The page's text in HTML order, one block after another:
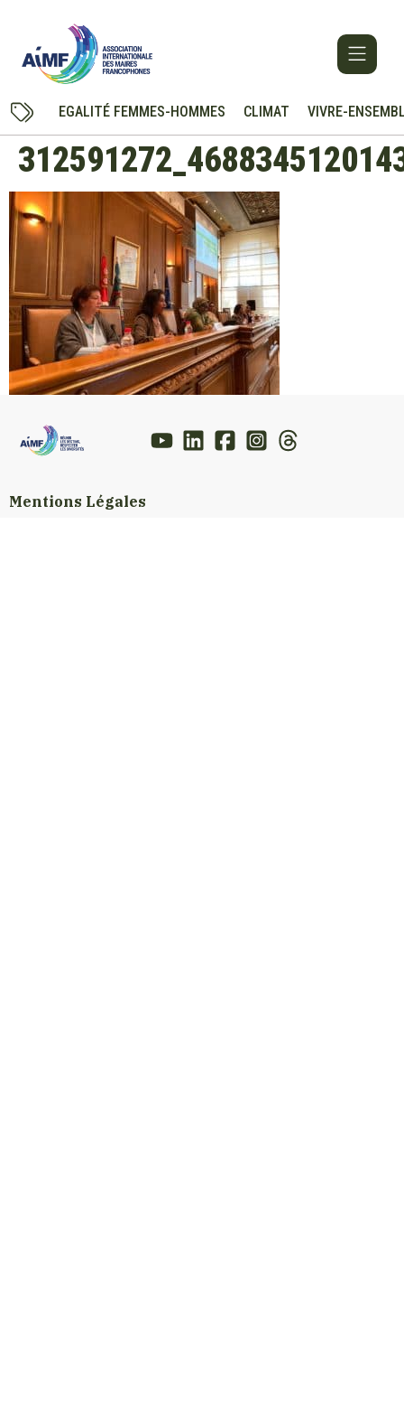
EGALITÉ FEMMES-HOMMES CLIMAT VIVRE-
Mentions Légales